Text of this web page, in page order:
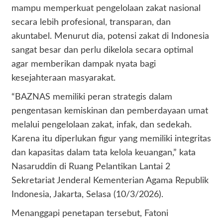
mampu memperkuat pengelolaan zakat nasional
secara lebih profesional, transparan, dan
akuntabel. Menurut dia, potensi zakat di Indonesia
sangat besar dan perlu dikelola secara optimal
agar memberikan dampak nyata bagi
kesejahteraan masyarakat.
“BAZNAS memiliki peran strategis dalam
pengentasan kemiskinan dan pemberdayaan umat
melalui pengelolaan zakat, infak, dan sedekah.
Karena itu diperlukan figur yang memiliki integritas
dan kapasitas dalam tata kelola keuangan,” kata
Nasaruddin di Ruang Pelantikan Lantai 2
Sekretariat Jenderal Kementerian Agama Republik
Indonesia, Jakarta, Selasa (10/3/2026).
Menanggapi penetapan tersebut, Fatoni